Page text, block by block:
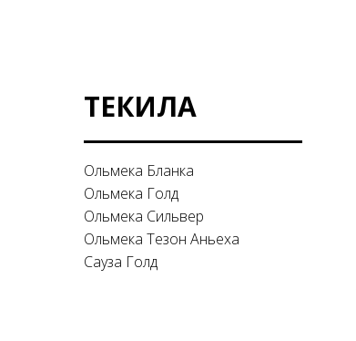
ТЕКИЛА
Ольмека Бланка
Ольмека Голд
Ольмека Сильвер
Ольмека Тезон Аньеха
Сауза Голд